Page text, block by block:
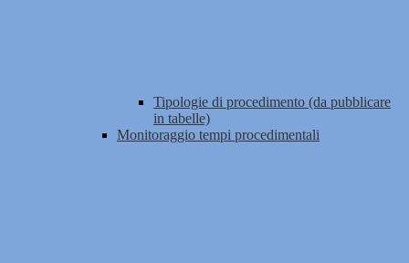
Tipologie di procedimento (da pubblicare
in tabelle)
Monitoraggio tempi procedimentali